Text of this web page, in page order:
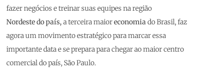
fazer negócios e treinar suas equipes na região
Nordeste do país, a terceira maioreconomia do Brasil, faz
agora um movimento estratégico para marcar essa
importante data e se prepara para chegar ao maior centro
comercial do país, São Paulo.